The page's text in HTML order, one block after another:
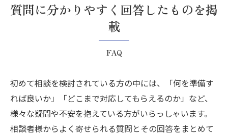
質問に分かりやすく回答したものを掲
載
FAQ
初めて相談を検討されている方の中には、「何を準備す
れば良いか」「どこまで対応してもらえるのか」など、
様々な疑問や不安を抱えている方がいらっしゃいます。
相談者様からよく寄せられる質問とその回答をまとめて